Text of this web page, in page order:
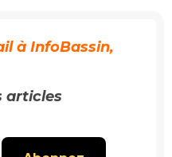
à InfoBassin,
articles